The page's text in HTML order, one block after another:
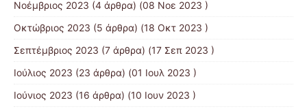
Νοέμβριος 2023 (4 άρθρα) (08 Νοε 2023 )
Οκτώβριος 2023 (5 άρθρα) (18 Οκτ 2023 )
Σεπτέμβριος 2023 (7 άρθρα) (17 Σεπ 2023 )
Ιούλιος 2023 (23 άρθρα) (01 Ιουλ 2023 )
Ιούνιος 2023 (16 άρθρα) (10 Ιουν 2023 )